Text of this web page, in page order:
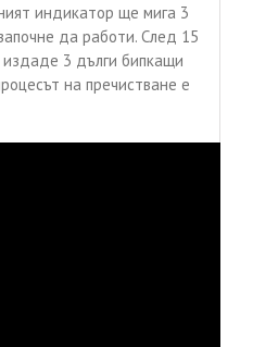
индикатор ще мига 3
да работи. След 15
3 дълги бипкащи
на пречистване е